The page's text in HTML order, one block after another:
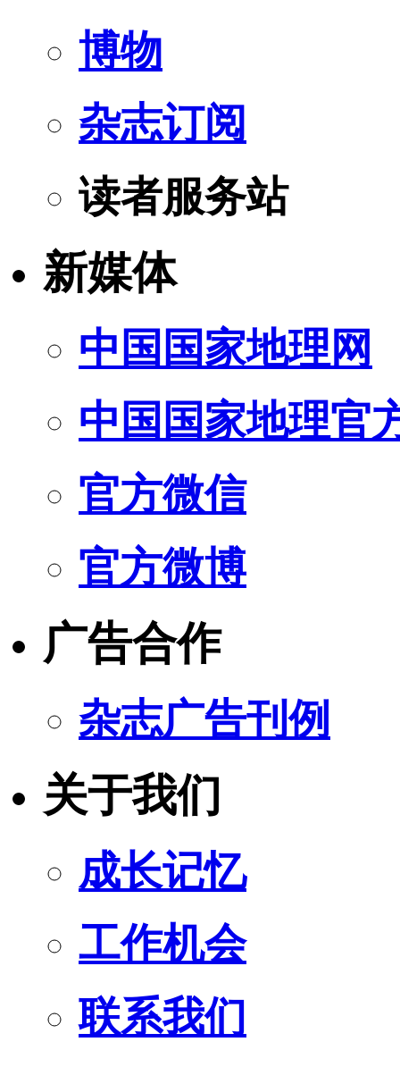
博物
杂志订阅
读者服务站
新媒体
中国国家地理网
中国国家地理官
官方微信
官方微博
广告合作
杂志广告刊例
关于我们
成长记忆
工作机会
联系我们